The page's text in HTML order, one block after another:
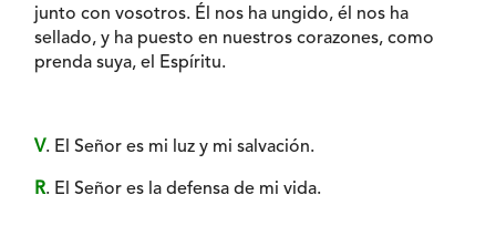
junto con vosotros. Él nos ha ungido, él nos ha
sellado, y ha puesto en nuestros corazones, como
prenda suya, el Espíritu.
V. El Señor es mi luz y mi salvación.
R. El Señor es la defensa de mi vida.